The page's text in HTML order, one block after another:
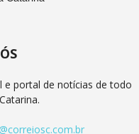
e portal de notícias de todo